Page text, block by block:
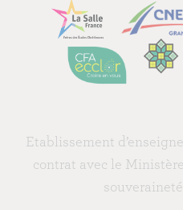
Etablissement
contrat avec le